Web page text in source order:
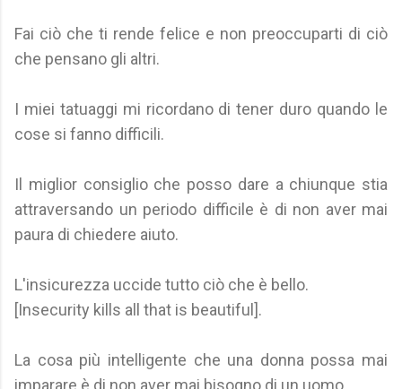
Fai ciò che ti rende felice e non preoccuparti di ciò
che pensano gli altri.
I miei tatuaggi mi ricordano di tener duro quando le
cose si fanno difficili.
Il miglior consiglio che posso dare a chiunque stia
attraversando un periodo difficile è di non aver mai
paura di chiedere aiuto.
L'insicurezza uccide tutto ciò che è bello.
[Insecurity kills all that is beautiful].
La cosa più intelligente che una donna possa mai
imparare è di non aver mai bisogno di un uomo.